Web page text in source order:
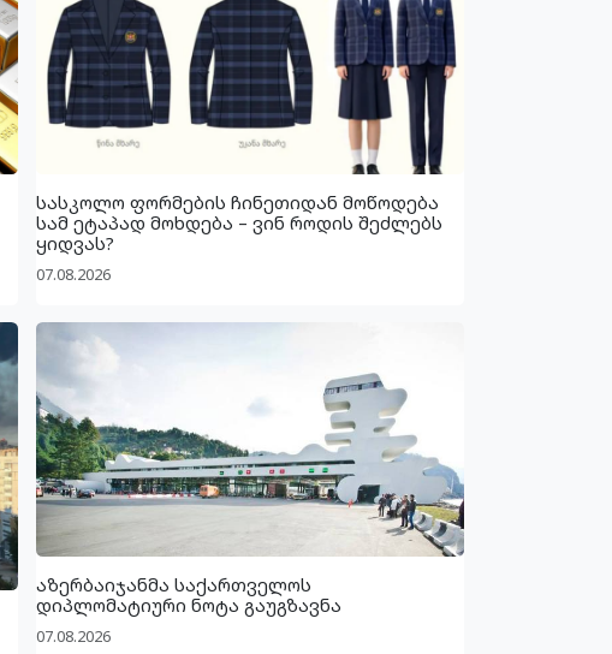
სასკოლო ფორმების ჩინეთიდან მოწოდება
სამ ეტაპად მოხდება – ვინ როდის შეძლებს
ყიდვას?
07.08.2026
აზერბაიჯანმა საქართველოს
დიპლომატიური ნოტა გაუგზავნა
07.08.2026